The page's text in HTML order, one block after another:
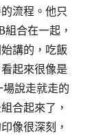
流程。他只
合在一起，
講的，吃飯
起來很像是
說走就走的
合起來了，
像很深刻，